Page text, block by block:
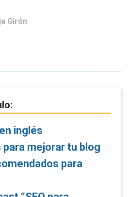
Girón
inglés
mejorar tu blog
para